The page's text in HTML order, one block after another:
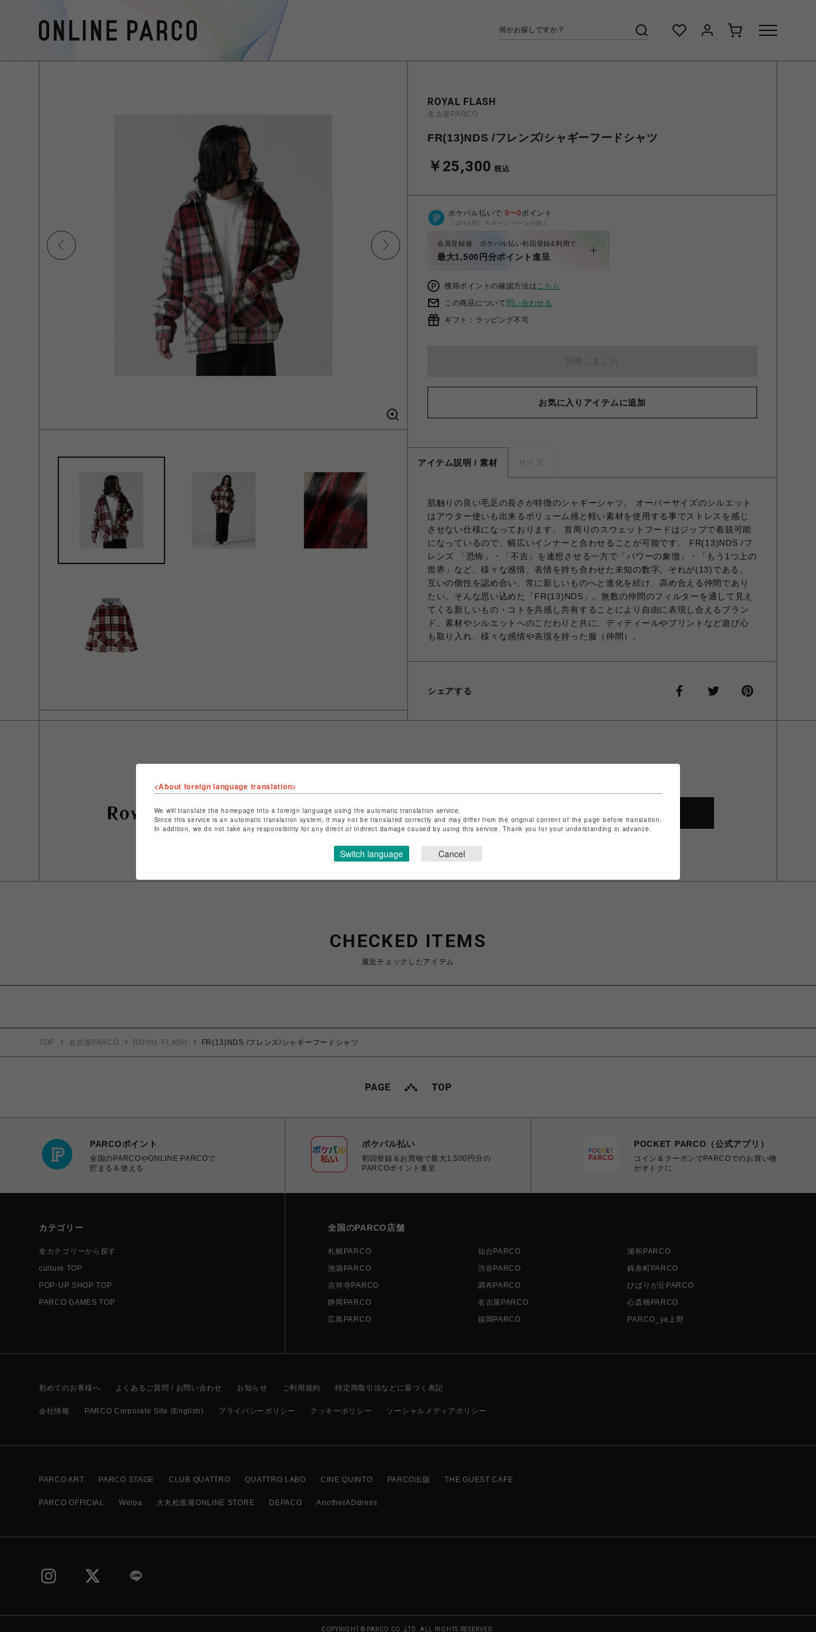
ROYAL FLASH
名古屋PARCO
FR(13)NDS /フレンズ/シャギーフードシャツ
￥25,300 税込
ポケパル払いで 0〜0ポイント
（1P=1円）※キャンペーン分除く
会員登録後、ポケパル払い初回登録&利用で
最大1,500円分ポイント進呈
獲得ポイントの確認方法はこちら
この商品について 問い合わせる
ギフト：ラッピング不可
お気に入りアイテムに追加
アイテム説明 / 素材 サイズ
肌触りの良い毛足の長さが特徴のシャギーシャツ。 オーバーサイズのシルエット
はアウター使いも出来るボリューム感と軽い素材を使用する事でストレスを感じ
させない仕様になっております。 首周りのスウェットフードはジップで着脱可能
になっているので、幅広いインナーと合わせることが可能です。 FR(13)NDS /フ
レンズ 「恐怖」・「不吉」を連想させる一方で「パワーの象徴」・「もう1つ上の
世界」など、様々な感情、表情を持ち合わせた未知の数字。それが(13)である。
互いの個性を認め合い、常に新しいものへと進化を続け、高め合える仲間であり
たい。そんな思い込めた「FR(13)NDS」。無数の仲間のフィルターを通して見え
てくる新しいもの・コトを共感し共有することにより自由に表現し合えるブラン
ド。素材やシルエットへのこだわりと共に、ディティールやプリントなど遊び心
も取り入れ、様々な感情や表現を持った服（仲間）。
シェアする
ショップ名
特定商取引法など法令に基づく表記はこちら
CHECKED ITEMS
最近チェックしたアイテム
TOP 名古屋PARCO ROYAL FLASH FR(13)NDS /フレンズ/シャギーフードシャツ
PARCOポイント
全国のPARCOやONLINE PARCOで
貯まる＆使える
ポケパル払い
初回登録＆お買物で最大1,500円分の
PARCOポイント進呈
POCKET PARCO（公式アプリ）
コイン＆クーポンでPARCOでのお買い物
がオトクに
カテゴリー
全カテゴリーから探す
culture TOP
POP-UP SHOP TOP
PARCO GAMES TOP
全国のPARCO店舗
札幌PARCO 仙台PARCO
浦和PARCO
池袋PARCO
渋谷PARCO
錦糸町PARCO
吉祥寺PARCO
調布PARCO
ひばりが丘PARCO
静岡PARCO
名古屋PARCO
心斎橋PARCO
広島PARCO
福岡PARCO PARCO_ya上野
初めてのお客様へ よくあるご質問 / お問い合わせ お知らせ ご利用規約 特定商取引法などに基づく表記
会社情報 PARCO Corporate Site (English) プライバシーポリシー クッキーポリシー ソーシャルメディアポリシー
PARCO ART PARCO STAGE CLUB QUATTRO QUATTRO LABO CINE QUINTO PARCO出版 THE GUEST CAFE
PARCO OFFICIAL Welpa 大丸松坂屋ONLINE STORE DEPACO AnotherADdress
COPYRIGHT © PARCO CO.,LTD. ALL RIGHTS RESERVED.
<About foreign language translation>
We will translate the homepage into a foreign language using the automatic translation service.
Since this service is an automatic translation system, it may not be translated correctly and may differ from the original content of the page before translation.
In addition, we do not take any responsibility for any direct or indirect damage caused by using this service. Thank you for your understanding in advance.
Switch language Cancel